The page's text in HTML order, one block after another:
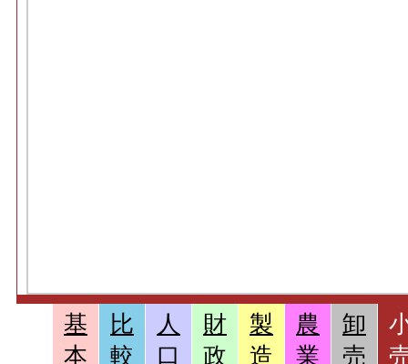
基
本
比
較
人
口
財
政
製
造
農
業
卸
売